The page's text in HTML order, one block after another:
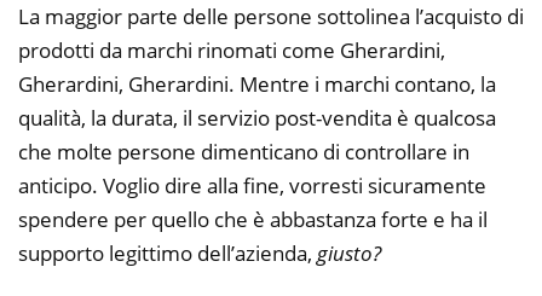
La maggior parte delle persone sottolinea l’acquisto di
prodotti da marchi rinomati come Gherardini,
Gherardini, Gherardini. Mentre i marchi contano, la
qualità, la durata, il servizio post-vendita è qualcosa
che molte persone dimenticano di controllare in
anticipo. Voglio dire alla fine, vorresti sicuramente
spendere per quello che è abbastanza forte e ha il
supporto legittimo dell’azienda, giusto?